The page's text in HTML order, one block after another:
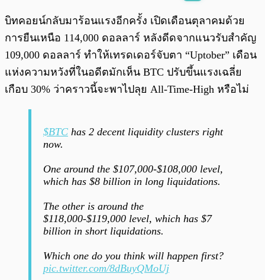
พร้อมเล่น 0:00
บิทคอยน์กลับมาร้อนแรงอีกครั้ง เปิดเดือนตุลาคมด้วย
การยืนเหนือ 114,000 ดอลลาร์ หลังดีดจากแนวรับสำคัญ
109,000 ดอลลาร์ ทำให้เทรดเดอร์จับตา “Uptober” เดือน
แห่งความหวังที่ในอดีตมักเห็น BTC ปรับขึ้นแรงเฉลี่ย
เกือบ 30% ว่าคราวนี้จะพาไปลุย All-Time-High หรือไม่
$BTC has 2 decent liquidity clusters right
now.
One around the $107,000-$108,000 level,
which has $8 billion in long liquidations.
The other is around the
$118,000-$119,000 level, which has $7
billion in short liquidations.
Which one do you think will happen first?
pic.twitter.com/8dBuyQMoUj